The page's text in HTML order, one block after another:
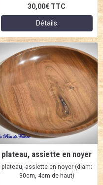
30,00€ TTC
Détails
plateau, assiette en noyer
plateau, assiette en noyer (diam:
30cm, 4cm de haut)